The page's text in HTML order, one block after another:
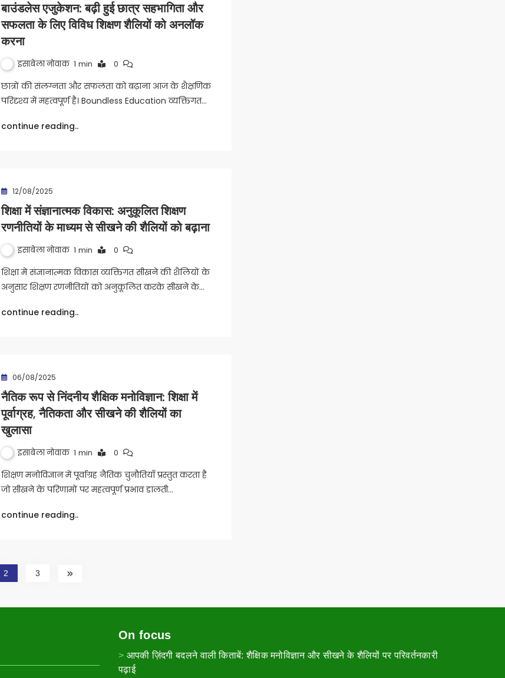
बाउंडलेस एजुकेशन: बढ़ी हुई छात्र सहभागिता और
सफलता के लिए विविध शिक्षण शैलियों को अनलॉक
करना
इसाबेला नोवाक 1 min 0
छात्रों की संलग्नता और सफलता को बढ़ाना आज के शैक्षणिक
परिदृश्य में महत्वपूर्ण है। Boundless Education व्यक्तिगत…
continue reading..
12/08/2025
शिक्षा में संज्ञानात्मक विकास: अनुकूलित शिक्षण
रणनीतियों के माध्यम से सीखने की शैलियों को बढ़ाना
इसाबेला नोवाक 1 min 0
शिक्षा में संज्ञानात्मक विकास व्यक्तिगत सीखने की शैलियों के
अनुसार शिक्षण रणनीतियों को अनुकूलित करके सीखने के…
continue reading..
06/08/2025
नैतिक रूप से निंदनीय शैक्षिक मनोविज्ञान: शिक्षा में
पूर्वाग्रह, नैतिकता और सीखने की शैलियों का
खुलासा
इसाबेला नोवाक 1 min 0
शिक्षण मनोविज्ञान में पूर्वाग्रह नैतिक चुनौतियाँ प्रस्तुत करता है
जो सीखने के परिणामों पर महत्वपूर्ण प्रभाव डालती…
continue reading..
2 3
On focus
आपकी ज़िंदगी बदलने वाली किताबें: शैक्षिक मनोविज्ञान और सीखने के शैलियों पर परिवर्तनकारी
पढ़ाई